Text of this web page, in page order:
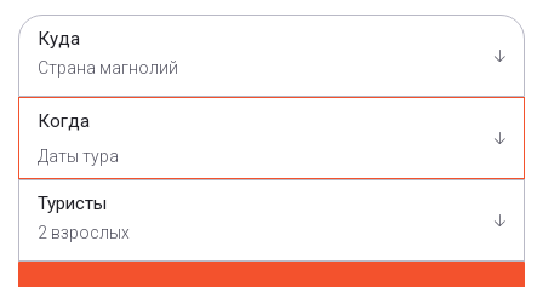
Куда
Страна магнолий
Когда
Туристы
2 взрослых